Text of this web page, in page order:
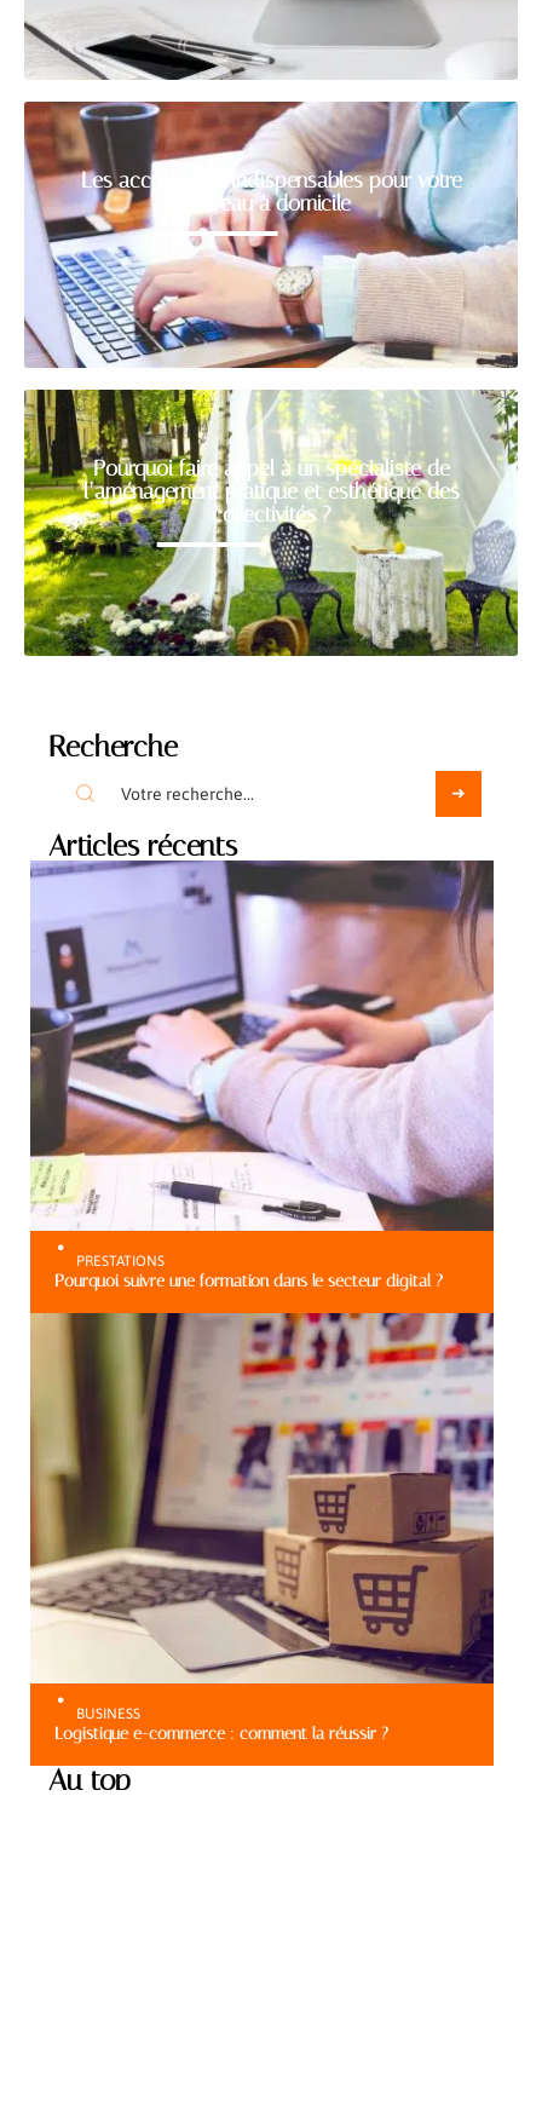
Les accessoires indispensables pour votre
bureau à domicile
Pourquoi faire appel à un spécialiste de
l’aménagement pratique et esthétique des
collectivités ?
Recherche
Articles récents
PRESTATIONS
Pourquoi suivre une formation dans le secteur digital ?
BUSINESS
Logistique e-commerce : comment la réussir ?
Au top